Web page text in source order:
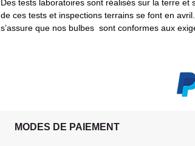
Des tests laboratoires sont réalisés sur la terre et
de ces tests et inspections terrains se font en
s’assure que nos bulbes sont conformes aux
MODES DE PAIEMENT